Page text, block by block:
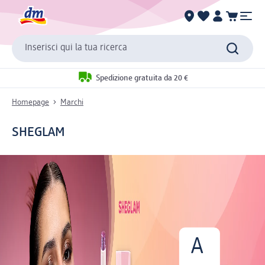
Inserisci qui la tua ricerca
Spedizione gratuita da 20 €
Homepage Marchi
SHEGLAM
A